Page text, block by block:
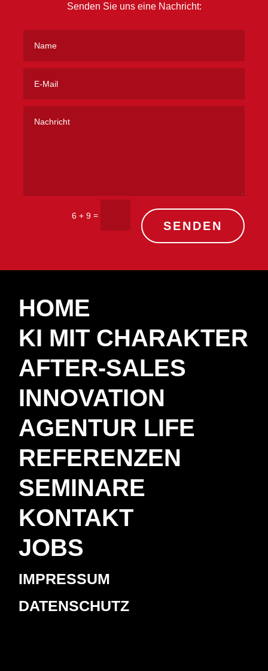
Senden Sie uns eine Nachricht:
6 + 9 =
SENDEN
HOME
KI MIT CHARAKTER
AFTER-SALES
INNOVATION
AGENTUR LIFE
REFERENZEN
SEMINARE
KONTAKT
JOBS
IMPRESSUM
DATENSCHUTZ